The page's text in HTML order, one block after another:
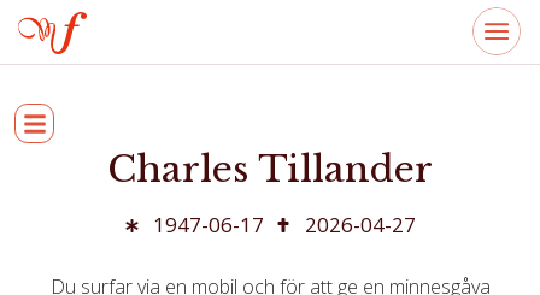
Charles Tillander
1947-06-17 2026-04-27
Du surfar via en mobil och för att ge en minnesgåva